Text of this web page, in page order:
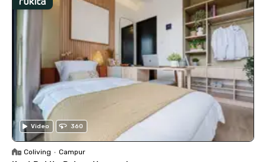
Video 360
Coliving • Campur